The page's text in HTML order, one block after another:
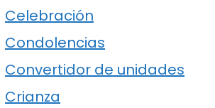
Celebración
Condolencias
Convertidor de unidades
Crianza